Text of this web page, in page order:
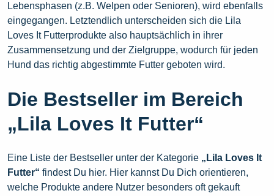
Lebensphasen (z.B. Welpen oder Senioren), wird ebenfalls
eingegangen. Letztendlich unterscheiden sich die Lila
Loves It Futterprodukte also hauptsächlich in ihrer
Zusammensetzung und der Zielgruppe, wodurch für jeden
Hund das richtig abgestimmte Futter geboten wird.
Die Bestseller im Bereich
„Lila Loves It Futter“
Eine Liste der Bestseller unter der Kategorie „Lila Loves It
Futter“ findest Du hier. Hier kannst Du Dich orientieren,
welche Produkte andere Nutzer besonders oft gekauft